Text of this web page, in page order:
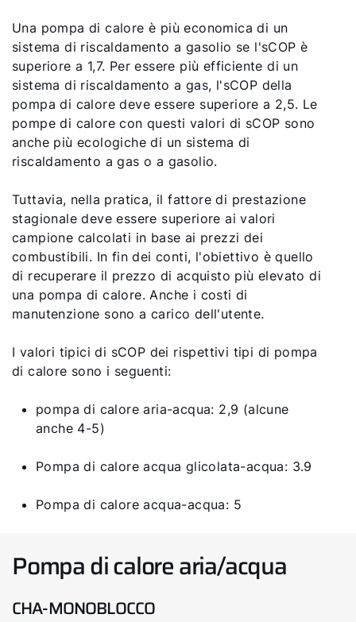
Una pompa di calore è più economica di un
sistema di riscaldamento a gasolio se l'sCOP è
superiore a 1,7. Per essere più efficiente di un
sistema di riscaldamento a gas, l'sCOP della
pompa di calore deve essere superiore a 2,5. Le
pompe di calore con questi valori di sCOP sono
anche più ecologiche di un sistema di
riscaldamento a gas o a gasolio.
Tuttavia, nella pratica, il fattore di prestazione
stagionale deve essere superiore ai valori
campione calcolati in base ai prezzi dei
combustibili. In fin dei conti, l'obiettivo è quello
di recuperare il prezzo di acquisto più elevato di
una pompa di calore. Anche i costi di
manutenzione sono a carico dell'utente.
I valori tipici di sCOP dei rispettivi tipi di pompa
di calore sono i seguenti:
pompa di calore aria-acqua: 2,9 (alcune
anche 4-5)
Pompa di calore acqua glicolata-acqua: 3.9
Pompa di calore acqua-acqua: 5
Pompa di calore aria/acqua
CHA-MONOBLOCCO